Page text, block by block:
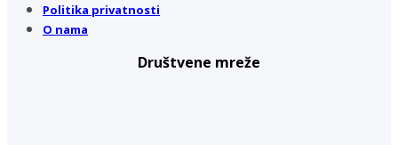
Politika privatnosti
O nama
Društvene mreže